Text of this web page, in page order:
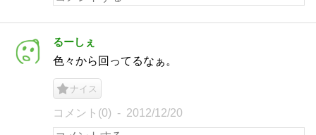
るーしぇ
色々から回ってるなぁ。
ナイス
コメント(0) 2012/12/20